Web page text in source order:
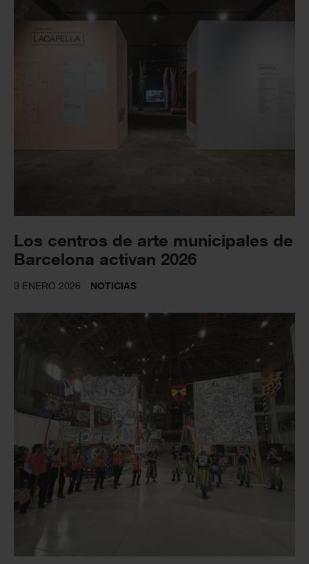
Los centros de arte municipales de
Barcelona activan 2026
9 ENERO 2026 NOTICIAS